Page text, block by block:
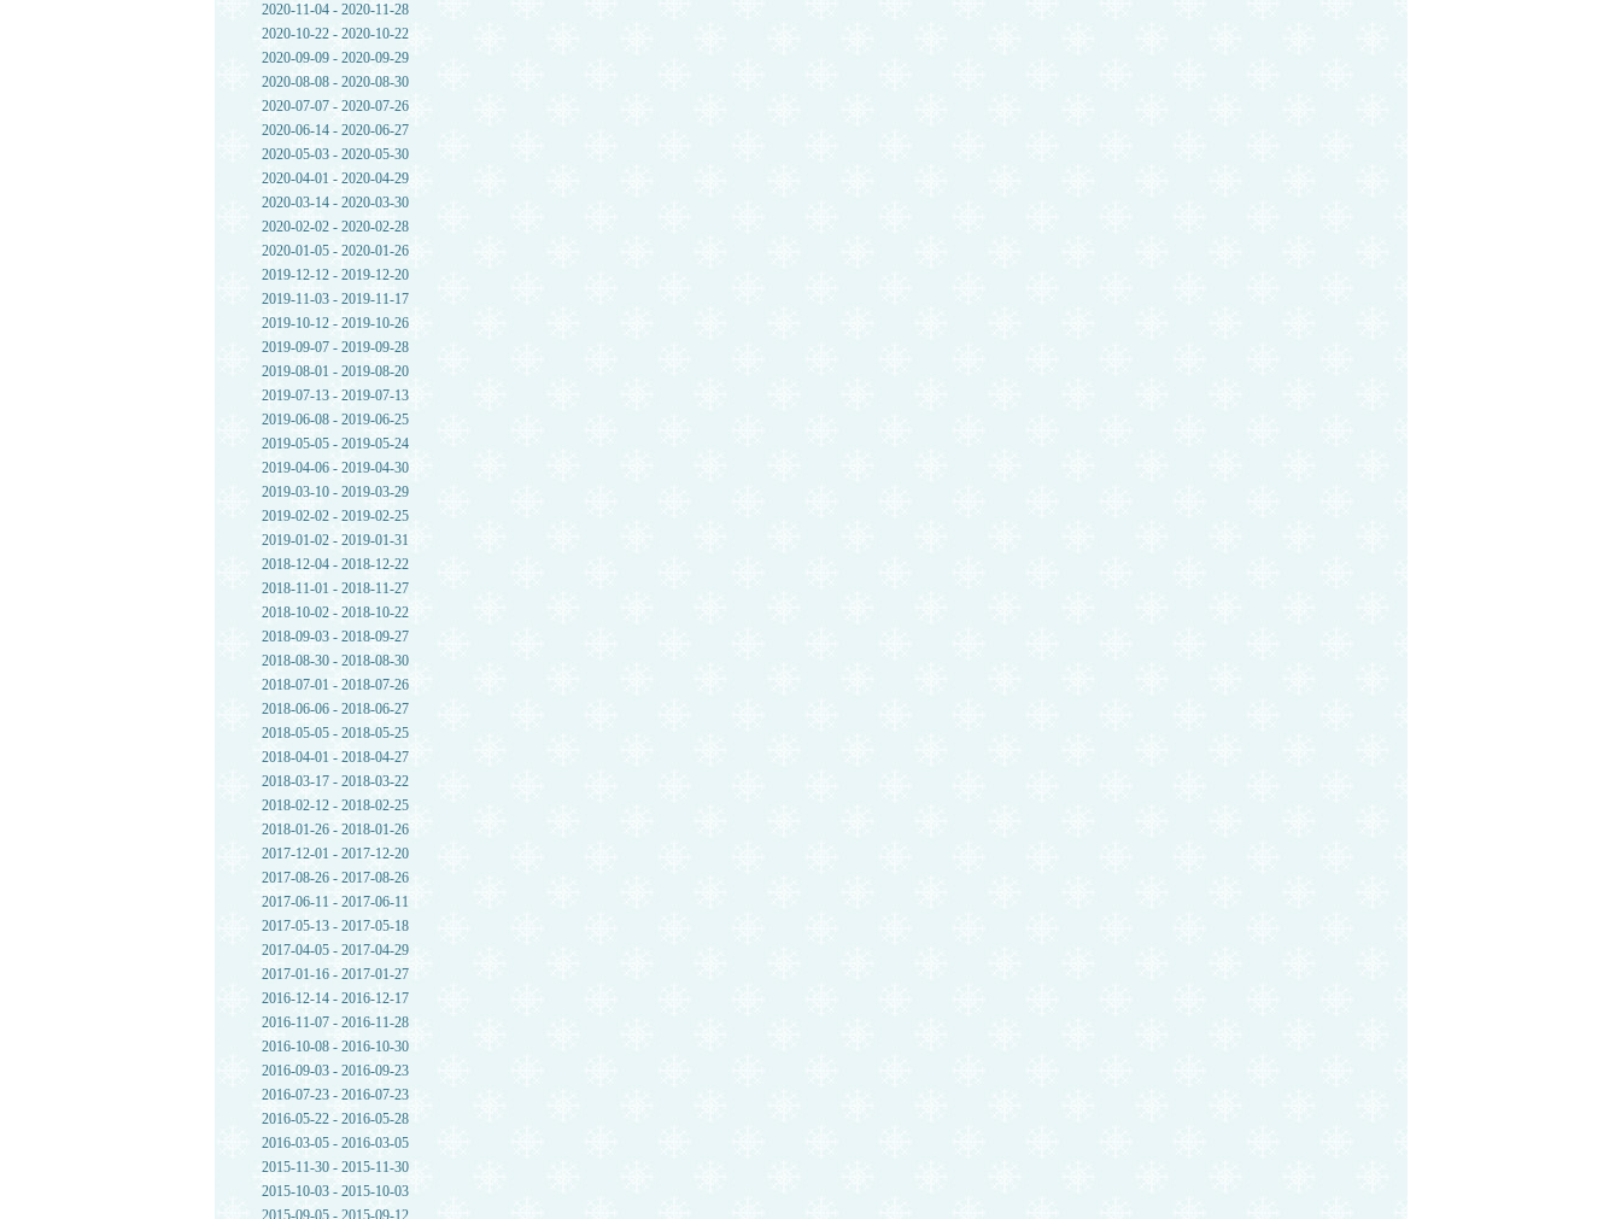
2020-11-04 - 2020-11-28
2020-10-22 - 2020-10-22
2020-09-09 - 2020-09-29
2020-08-08 - 2020-08-30
2020-07-07 - 2020-07-26
2020-06-14 - 2020-06-27
2020-05-03 - 2020-05-30
2020-04-01 - 2020-04-29
2020-03-14 - 2020-03-30
2020-02-02 - 2020-02-28
2020-01-05 - 2020-01-26
2019-12-12 - 2019-12-20
2019-11-03 - 2019-11-17
2019-10-12 - 2019-10-26
2019-09-07 - 2019-09-28
2019-08-01 - 2019-08-20
2019-07-13 - 2019-07-13
2019-06-08 - 2019-06-25
2019-05-05 - 2019-05-24
2019-04-06 - 2019-04-30
2019-03-10 - 2019-03-29
2019-02-02 - 2019-02-25
2019-01-02 - 2019-01-31
2018-12-04 - 2018-12-22
2018-11-01 - 2018-11-27
2018-10-02 - 2018-10-22
2018-09-03 - 2018-09-27
2018-08-30 - 2018-08-30
2018-07-01 - 2018-07-26
2018-06-06 - 2018-06-27
2018-05-05 - 2018-05-25
2018-04-01 - 2018-04-27
2018-03-17 - 2018-03-22
2018-02-12 - 2018-02-25
2018-01-26 - 2018-01-26
2017-12-01 - 2017-12-20
2017-08-26 - 2017-08-26
2017-06-11 - 2017-06-11
2017-05-13 - 2017-05-18
2017-04-05 - 2017-04-29
2017-01-16 - 2017-01-27
2016-12-14 - 2016-12-17
2016-11-07 - 2016-11-28
2016-10-08 - 2016-10-30
2016-09-03 - 2016-09-23
2016-07-23 - 2016-07-23
2016-05-22 - 2016-05-28
2016-03-05 - 2016-03-05
2015-11-30 - 2015-11-30
2015-10-03 - 2015-10-03
2015-09-05 - 2015-09-12